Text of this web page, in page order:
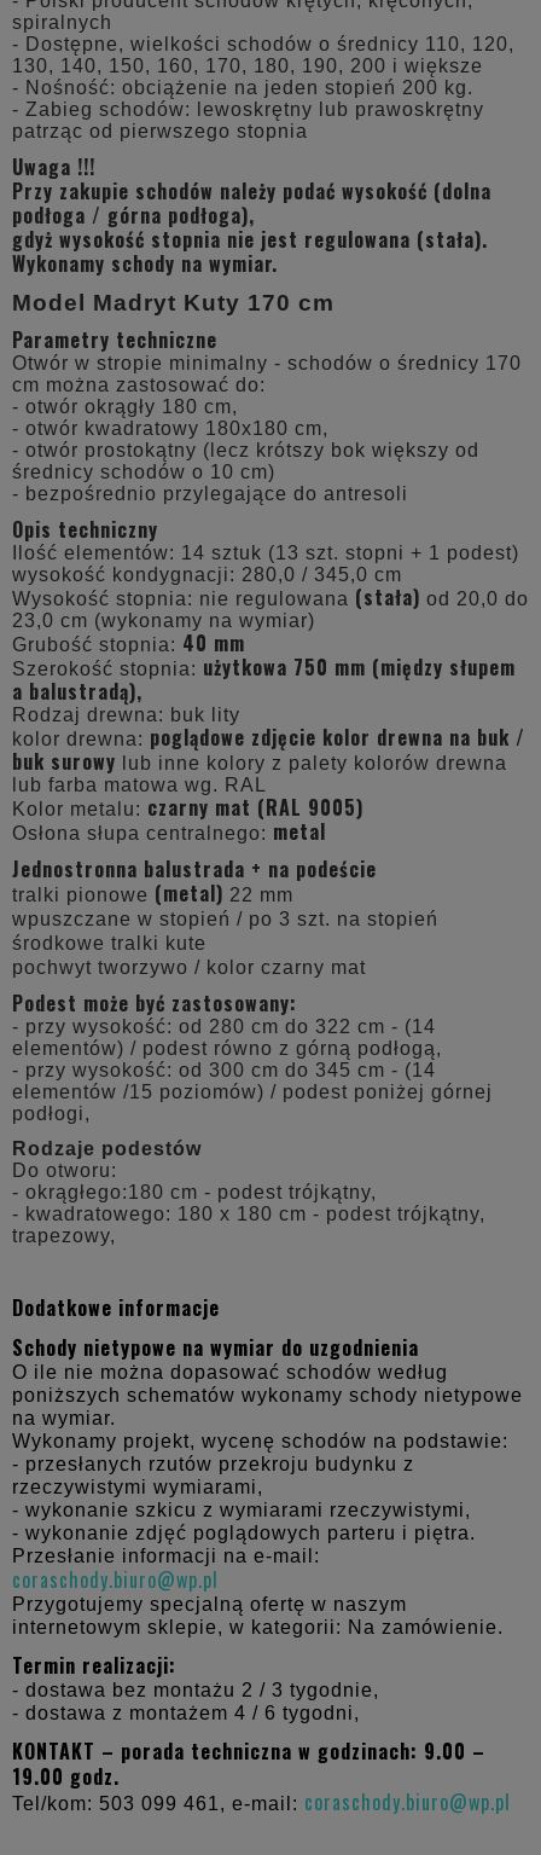
spiralnych
- Dostępne, wielkości schodów o średnicy 110, 120,
130, 140, 150, 160, 170, 180, 190, 200 i większe
- Nośność: obciążenie na jeden stopień 200 kg.
- Zabieg schodów: lewoskrętny lub prawoskrętny
patrząc od pierwszego stopnia
Uwaga !!!
Przy zakupie schodów należy podać wysokość (dolna
podłoga / górna podłoga),
gdyż wysokość stopnia nie jest regulowana (stała).
Wykonamy schody na wymiar.
Model Madryt Kuty 170 cm
Parametry techniczne
Otwór w stropie minimalny - schodów o średnicy 170
cm można zastosować do:
- otwór okrągły 180 cm,
- otwór kwadratowy 180x180 cm,
- otwór prostokątny (lecz krótszy bok większy od
średnicy schodów o 10 cm)
- bezpośrednio przylegające do antresoli
Opis techniczny
Ilość elementów: 14 sztuk (13 szt. stopni + 1 podest)
wysokość kondygnacji: 280,0 / 345,0 cm
Wysokość stopnia: nie regulowana (stała) od 20,0 do
23,0 cm (wykonamy na wymiar)
Grubość stopnia: 40 mm
Szerokość stopnia: użytkowa 750 mm (między słupem
a balustradą),
Rodzaj drewna: buk lity
kolor drewna: poglądowe zdjęcie kolor drewna na buk /
buk surowy
lub inne kolory z palety kolorów drewna
lub farba matowa wg. RAL
Kolor metalu: czarny mat (RAL 9005)
Osłona słupa centralnego: metal
Jednostronna balustrada + na podeście
tralki pionowe (metal) 22 mm
wpuszczane w stopień / po 3 szt. na stopień
środkowe tralki kute
pochwyt tworzywo / kolor czarny mat
Podest może być zastosowany:
- przy wysokość: od 280 cm do 322 cm - (14
elementów) / podest równo z górną podłogą,
- przy wysokość: od 300 cm do 345 cm - (14
elementów /15 poziomów) / podest poniżej górnej
podłogi,
Rodzaje podestów
Do otworu:
- okrągłego:180 cm - podest trójkątny,
- kwadratowego: 180 x 180 cm - podest trójkątny,
trapezowy,
Dodatkowe informacje
Schody nietypowe na wymiar do uzgodnienia
O ile nie można dopasować schodów według
poniższych schematów wykonamy schody nietypowe
na wymiar.
Wykonamy projekt, wycenę schodów na podstawie:
- przesłanych rzutów przekroju budynku z
rzeczywistymi wymiarami,
- wykonanie szkicu z wymiarami rzeczywistymi,
- wykonanie zdjęć poglądowych parteru i piętra.
Przesłanie informacji na e-mail:
coraschody.biuro@wp.pl
Przygotujemy specjalną ofertę w naszym
internetowym sklepie, w kategorii: Na zamówienie.
Termin realizacji:
- dostawa bez montażu 2 / 3 tygodnie,
- dostawa z montażem 4 / 6 tygodni,
KONTAKT – porada techniczna w godzinach: 9.00 –
19.00 godz.
Tel/kom: 503 099 461, e-mail: coraschody.biuro@wp.pl